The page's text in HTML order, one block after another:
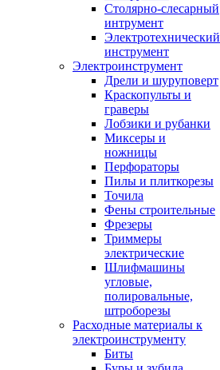
Столярно-слесарный
интрумент
Электротехнический
инструмент
Электроинструмент
Дрели и шуруповерт
Краскопульты и
граверы
Лобзики и рубанки
Миксеры и
ножницы
Перфораторы
Пилы и плиткорезы
Точила
Фены строительные
Фрезеры
Триммеры
электрические
Шлифмашины
угловые,
полировальные,
штроборезы
Расходные материалы к
электроинструменту
Биты